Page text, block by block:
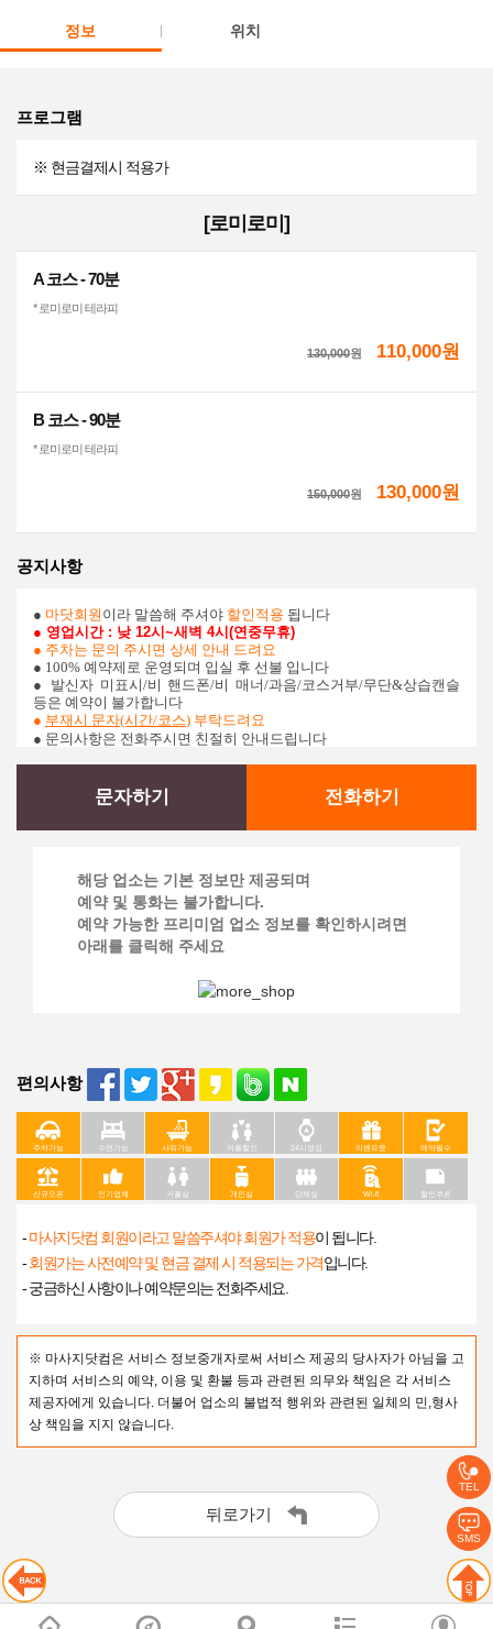
TEL
SMS
정보 위치
프로그램
※ 현금결제시 적용가
[로미로미]
A 코스 - 70분
* 로미로미 테라피
130,000원 110,000원
B 코스 - 90분
* 로미로미 테라피
150,000원 130,000원
공지사항
● 마닷회원 이라 말씀해 주셔야 할인적용 됩니다
● 영업시간 : 낮 12시~새벽 4시(연중무휴)
● 주차는 문의 주시면 상세 안내 드려요
● 100% 예약제로 운영되며 입실 후 선불 입니다
● 발신자 미표시/비 핸드폰/비 매너/과음/코스거부/무단&상습캔슬
등은 예약이 불가합니다
● 부재시 문자(시간/코스) 부탁드려요
● 문의사항은 전화주시면 친절히 안내드립니다
문자하기 전화하기
해당 업소는 기본 정보만 제공되며
예약 및 통화는 불가합니다.
예약 가능한 프리미엄 업소 정보를 확인하시려면
아래를 클릭해 주세요
편의사항
주차가능 수면가능 샤워가능 커플할인 24시영업 이벤트중 예약필수
신규오픈 인기업체 커플실 개인실 단체실 Wi-fi 할인쿠폰
-마사지닷컴 회원이라고 말씀주셔야 회원가 적용이 됩니다.
-회원가는 사전예약 및 현금 결제 시 적용되는 가격입니다.
- 궁금하신 사항이나 예약문의는 전화주세요.
※ 마사지닷컴은 서비스 정보중개자로써 서비스 제공의 당사자가 아님을 고
지하며 서비스의 예약, 이용 및 환불 등과 관련된 의무와 책임은 각 서비스
제공자에게 있습니다. 더불어 업소의 불법적 행위와 관련된 일체의 민,형사
상 책임을 지지 않습니다.
뒤로가기